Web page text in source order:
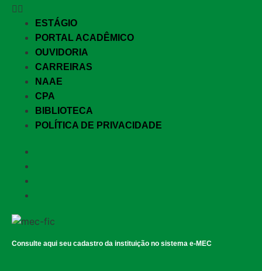
ESTÁGIO
PORTAL ACADÊMICO
OUVIDORIA
CARREIRAS
NAAE
CPA
BIBLIOTECA
POLÍTICA DE PRIVACIDADE
Consulte aqui seu cadastro da instituição no sistema e-MEC